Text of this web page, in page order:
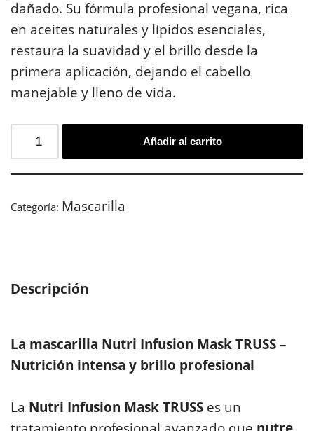
dañado. Su fórmula profesional vegana, rica
en aceites naturales y lípidos esenciales,
restaura la suavidad y el brillo desde la
primera aplicación, dejando el cabello
manejable y lleno de vida.
Añadir al carrito
Categoría: Mascarilla
Descripción
La mascarilla Nutri Infusion Mask TRUSS –
Nutrición intensa y brillo profesional
La Nutri Infusion Mask TRUSS es un